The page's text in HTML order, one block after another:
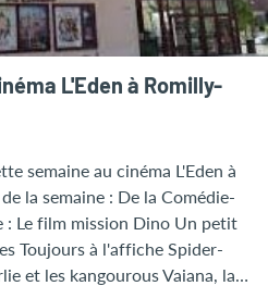
L'Eden à Romilly-
: Le film mission Dino Un petit
et les kangourous Vaiana, la